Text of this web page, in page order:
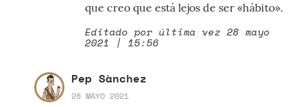
que creo que está lejos de ser «hábito».
Editado por última vez 28 mayo
2021 | 15:56
Pep Sànchez
28 MAYO 2021